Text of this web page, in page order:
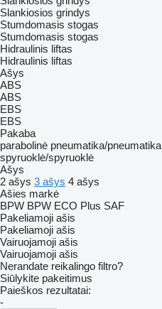
Slankiosios grindys
Stumdomasis stogas
Stumdomasis stogas
Hidraulinis liftas
Hidraulinis liftas
Ašys
ABS
ABS
EBS
EBS
Pakaba
parabolinė pneumatika/pneumatika
spyruoklė/spyruoklė
Ašys
2 ašys 3 ašys 4 ašys
Ašies markė
BPW BPW ECO Plus SAF
Pakeliamoji ašis
Pakeliamoji ašis
Vairuojamoji ašis
Vairuojamoji ašis
Nerandate reikalingo filtro?
Siūlykite pakeitimus
Paieškos rezultatai:
-